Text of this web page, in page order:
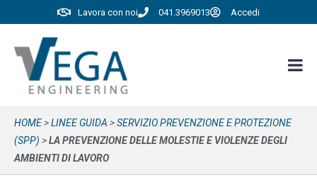
Lavora con noi 041.3969013 Accedi
HOME>LINEE GUIDA >SERVIZIO PREVENZIONE E PROTEZIONE
(SPP) >LA PREVENZIONE DELLE MOLESTIE E VIOLENZE DEGLI
AMBIENTI DI LAVORO